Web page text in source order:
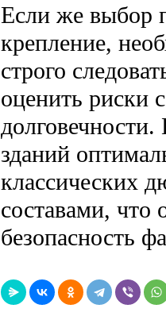
Если же выбор
крепление,
строго
оценить риски
зданий
классических
составами, что
безопасность